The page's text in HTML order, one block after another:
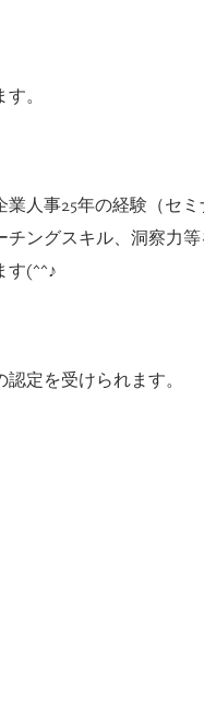
。
人事25年の経験（セ
ングスキル、洞察力
す(^^♪
定を受けられます。